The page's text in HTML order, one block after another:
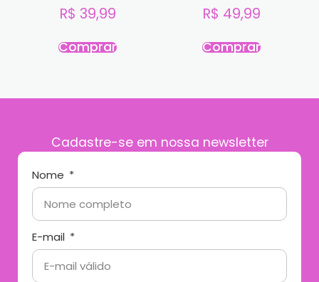
R$ 39,99
Comprar
R$ 49,99
Comprar
Cadastre-se em nossa newsletter
Nome
E-mail